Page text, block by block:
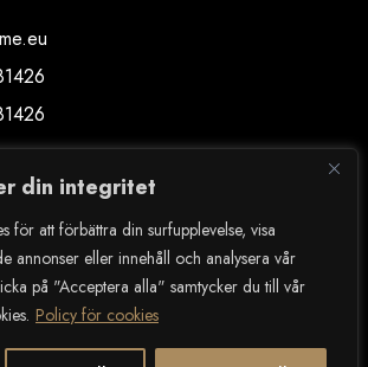
din integritet
för att förbättra din surfupplevelse, visa
annonser eller innehåll och analysera vår
på "Acceptera alla" samtycker du till vår
Policy för cookies
ROMEU RAMOS Alla rättigheter reserverade.
INTEGRITETSPOLICY